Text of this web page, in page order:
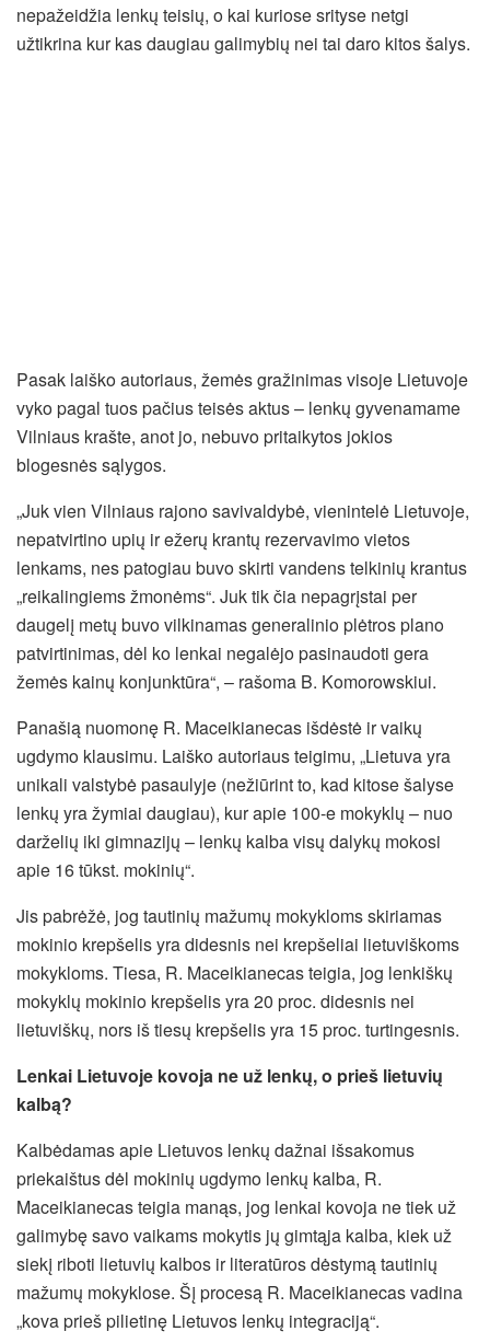
nepažeidžia lenkų teisių, o kai kuriose srityse netgi
užtikrina kur kas daugiau galimybių nei tai daro kitos šalys.
Pasak laiško autoriaus, žemės gražinimas visoje Lietuvoje
vyko pagal tuos pačius teisės aktus – lenkų gyvenamame
Vilniaus krašte, anot jo, nebuvo pritaikytos jokios
blogesnės sąlygos.
„Juk vien Vilniaus rajono savivaldybė, vienintelė Lietuvoje,
nepatvirtino upių ir ežerų krantų rezervavimo vietos
lenkams, nes patogiau buvo skirti vandens telkinių krantus
„reikalingiems žmonėms“. Juk tik čia nepagrįstai per
daugelį metų buvo vilkinamas generalinio plėtros plano
patvirtinimas, dėl ko lenkai negalėjo pasinaudoti gera
žemės kainų konjunktūra“, – rašoma B. Komorowskiui.
Panašią nuomonę R. Maceikianecas išdėstė ir vaikų
ugdymo klausimu. Laiško autoriaus teigimu, „Lietuva yra
unikali valstybė pasaulyje (nežiūrint to, kad kitose šalyse
lenkų yra žymiai daugiau), kur apie 100-e mokyklų – nuo
darželių iki gimnazijų – lenkų kalba visų dalykų mokosi
apie 16 tūkst. mokinių“.
Jis pabrėžė, jog tautinių mažumų mokykloms skiriamas
mokinio krepšelis yra didesnis nei krepšeliai lietuviškoms
mokykloms. Tiesa, R. Maceikianecas teigia, jog lenkiškų
mokyklų mokinio krepšelis yra 20 proc. didesnis nei
lietuviškų, nors iš tiesų krepšelis yra 15 proc. turtingesnis.
Lenkai Lietuvoje kovoja ne už lenkų, o prieš lietuvių
kalbą?
Kalbėdamas apie Lietuvos lenkų dažnai išsakomus
priekaištus dėl mokinių ugdymo lenkų kalba, R.
Maceikianecas teigia manąs, jog lenkai kovoja ne tiek už
galimybę savo vaikams mokytis jų gimtąja kalba, kiek už
siekį riboti lietuvių kalbos ir literatūros dėstymą tautinių
mažumų mokyklose. Šį procesą R. Maceikianecas vadina
„kova prieš pilietinę Lietuvos lenkų integraciją“.